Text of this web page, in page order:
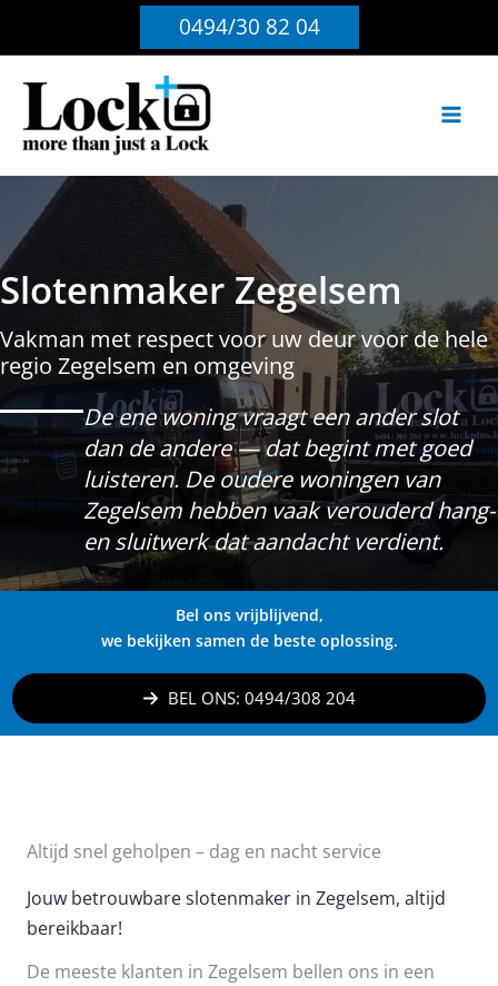
0494/30 82 04
Slotenmaker Zegelsem
Vakman met respect voor uw deur voor de hele
regio Zegelsem en omgeving
De ene woning vraagt een ander slot
dan de andere — dat begint met goed
luisteren. De oudere woningen van
Zegelsem hebben vaak verouderd hang-
en sluitwerk dat aandacht verdient.
Bel ons vrijblijvend,
we bekijken samen de beste oplossing.
BEL ONS: 0494/308 204
Altijd snel geholpen – dag en nacht service
Jouw betrouwbare slotenmaker in Zegelsem, altijd
bereikbaar!
De meeste klanten in Zegelsem bellen ons in een